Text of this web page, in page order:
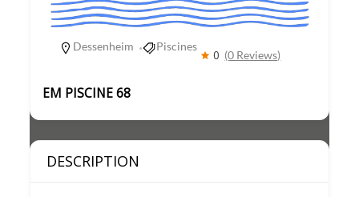
Dessenheim Piscines
0 (0 Reviews)
EM PISCINE 68
DESCRIPTION